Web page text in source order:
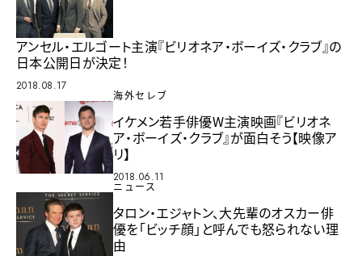
アンセル・エルゴート主演『ビリオネア・ボーイズ・クラブ』の
日本公開日が決定！
2018.08.17
海外セレブ
イケメン若手俳優W主演映画『ビリオネ
ア・ボーイズ・クラブ』が面白そう【映像ア
リ】
2018.06.11
ニュース
タロン・エジャトン、大先輩のオスカー俳
優を「ビッチ顔」と呼んでも怒られない理
由